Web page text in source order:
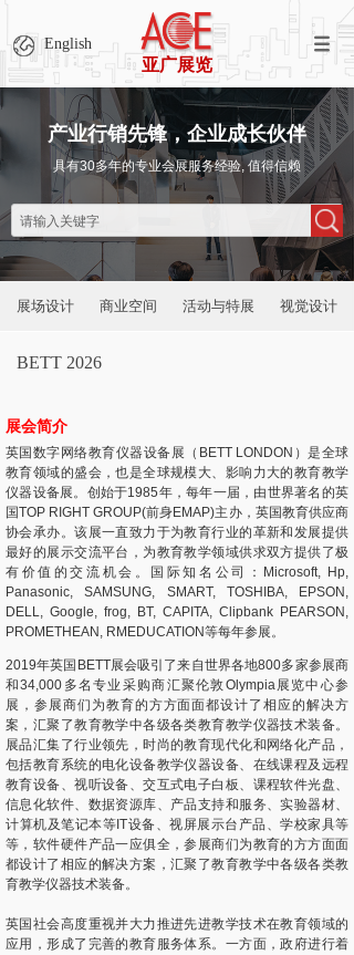
亚广展览
English
具有30多年的专业会展服务经验, 值得信赖
产业行销先锋，企业成长伙伴
展场设计 商业空间 活动与特展 视觉设计
BETT 2026
展会简介
英国数字网络教育仪器设备展（BETT LONDON）是全球
教育领域的盛会，也是全球规模大、影响力大的教育教学
仪器设备展。创始于1985年，每年一届，由世界著名的英
国TOP RIGHT GROUP(前身EMAP)主办，英国教育供应商
协会承办。该展一直致力于为教育行业的革新和发展提供
最好的展示交流平台，为教育教学领域供求双方提供了极
有价值的交流机会。国际知名公司：Microsoft, Hp,
Panasonic, SAMSUNG, SMART, TOSHIBA, EPSON,
DELL, Google, frog, BT, CAPITA, Clipbank PEARSON,
PROMETHEAN, RMEDUCATION等每年参展。
2019年英国BETT展会吸引了来自世界各地800多家参展商
和34,000多名专业采购商汇聚伦敦Olympia展览中心参
展，参展商们为教育的方方面面都设计了相应的解决方
案，汇聚了教育教学中各级各类教育教学仪器技术装备。
展品汇集了行业领先，时尚的教育现代化和网络化产品，
包括教育系统的电化设备教学仪器设备、在线课程及远程
教育设备、视听设备、交互式电子白板、课程软件光盘、
信息化软件、数据资源库、产品支持和服务、实验器材、
计算机及笔记本等IT设备、视屏展示台产品、学校家具等
等，软件硬件产品一应俱全，参展商们为教育的方方面面
都设计了相应的解决方案，汇聚了教育教学中各级各类教
育教学仪器技术装备。
英国社会高度重视并大力推进先进教学技术在教育领域的
应用，形成了完善的教育服务体系。一方面，政府进行着